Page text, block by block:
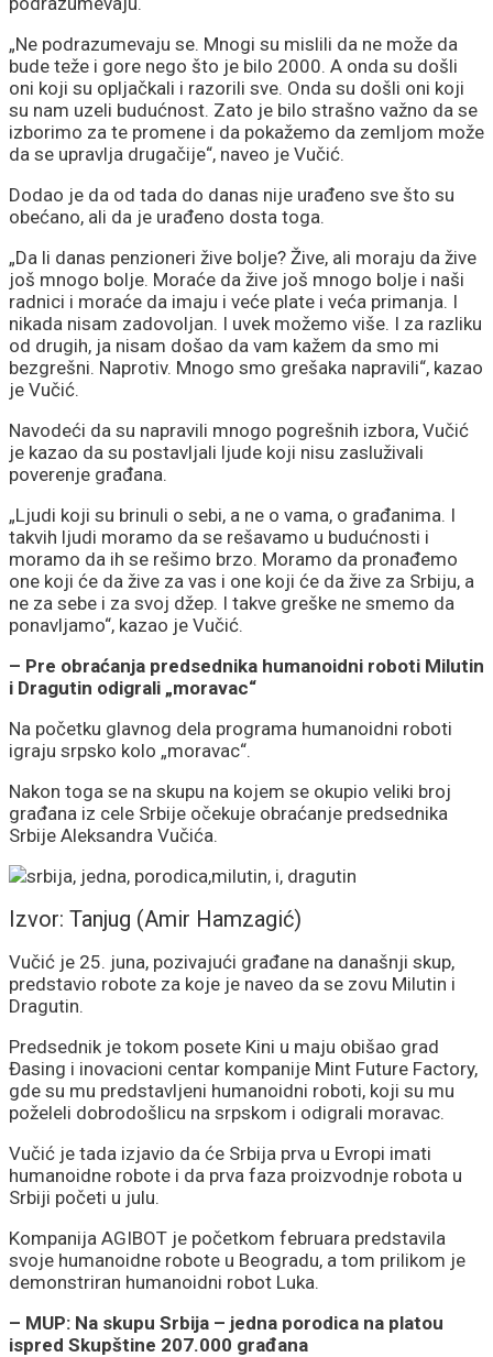
„Ne podrazumevaju se. Mnogi su mislili da ne može da
bude teže i gore nego što je bilo 2000. A onda su došli
oni koji su opljačkali i razorili sve. Onda su došli oni koji
su nam uzeli budućnost. Zato je bilo strašno važno da se
izborimo za te promene i da pokažemo da zemljom može
da se upravlja drugačije“, naveo je Vučić.
Dodao je da od tada do danas nije urađeno sve što su
obećano, ali da je urađeno dosta toga.
„Da li danas penzioneri žive bolje? Žive, ali moraju da žive
još mnogo bolje. Moraće da žive još mnogo bolje i naši
radnici i moraće da imaju i veće plate i veća primanja. I
nikada nisam zadovoljan. I uvek možemo više. I za razliku
od drugih, ja nisam došao da vam kažem da smo mi
bezgrešni. Naprotiv. Mnogo smo grešaka napravili“, kazao
je Vučić.
Navodeći da su napravili mnogo pogrešnih izbora, Vučić
je kazao da su postavljali ljude koji nisu zasluživali
poverenje građana.
„Ljudi koji su brinuli o sebi, a ne o vama, o građanima. I
takvih ljudi moramo da se rešavamo u budućnosti i
moramo da ih se rešimo brzo. Moramo da pronađemo
one koji će da žive za vas i one koji će da žive za Srbiju, a
ne za sebe i za svoj džep. I takve greške ne smemo da
ponavljamo“, kazao je Vučić.
– Pre obraćanja predsednika humanoidni roboti Milutin
i Dragutin odigrali „moravac“
Na početku glavnog dela programa humanoidni roboti
igraju srpsko kolo „moravac“.
Nakon toga se na skupu na kojem se okupio veliki broj
građana iz cele Srbije očekuje obraćanje predsednika
Srbije Aleksandra Vučića.
Izvor: Tanjug (Amir Hamzagić)
Vučić je 25. juna, pozivajući građane na današnji skup,
predstavio robote za koje je naveo da se zovu Milutin i
Dragutin.
Predsednik je tokom posete Kini u maju obišao grad
Đasing i inovacioni centar kompanije Mint Future Factory,
gde su mu predstavljeni humanoidni roboti, koji su mu
poželeli dobrodošlicu na srpskom i odigrali moravac.
Vučić je tada izjavio da će Srbija prva u Evropi imati
humanoidne robote i da prva faza proizvodnje robota u
Srbiji početi u julu.
Kompanija AGIBOT je početkom februara predstavila
svoje humanoidne robote u Beogradu, a tom prilikom je
demonstriran humanoidni robot Luka.
– MUP: Na skupu Srbija – jedna porodica na platou
ispred Skupštine 207.000 građana